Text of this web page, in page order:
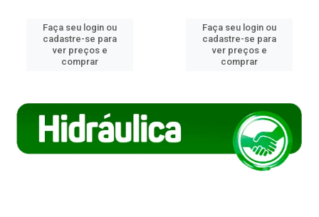
Faça seu login ou
cadastre-se para
ver preços e
comprar
Faça seu login ou
cadastre-se para
ver preços e
comprar